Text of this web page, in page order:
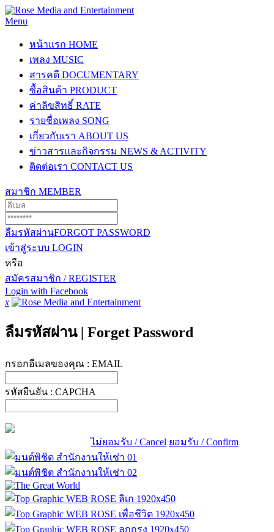
Menu
หน้าแรก HOME
เพลง MUSIC
สารคดี DOCUMENTARY
ซื้อสินค้า PRODUCT
ค่าลิขสิทธิ์ RATE
รายชื่อเพลง SONG
เกี่ยวกับเรา ABOUT US
ข่าวสารและกิจกรรม NEWS & ACTIVITY
ติดต่อเรา CONTACT US
สมาชิก MEMBER
ลืมรหัสผ่านFORGOT PASSWORD
เข้าสู่ระบบ LOGIN
หรือ
สมัครสมาชิก / REGISTER
Login with Facebook
x
ลืมรหัสผ่าน | Forget Password
กรอกอีเมลของคุณ : EMAIL
รหัสยืนยัน : CAPCHA
ไม่ยอมรับ / Cancel ยอมรับ / Confirm